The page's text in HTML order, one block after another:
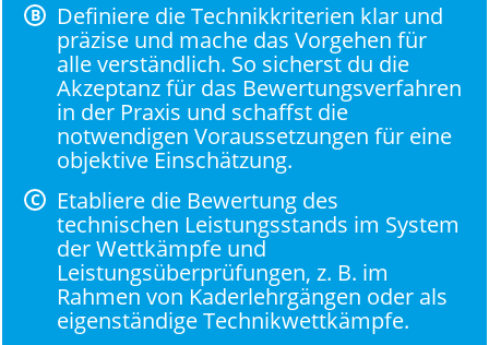
Definiere die Technikkriterien klar und
präzise und mache das Vorgehen für
alle verständlich. So sicherst du die
Akzeptanz für das Bewertungsverfahren
in der Praxis und schaffst die
notwendigen Voraussetzungen für eine
objektive Einschätzung.
Etabliere die Bewertung des
technischen Leistungsstands im System
der Wettkämpfe und
Leistungsüberprüfungen, z. B. im
Rahmen von Kaderlehrgängen oder als
eigenständige Technikwettkämpfe.